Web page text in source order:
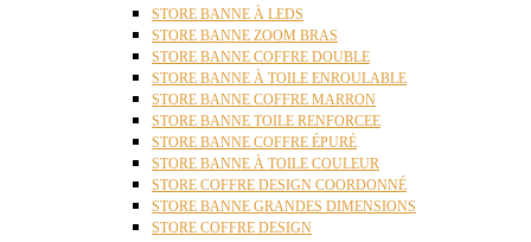
STORE BANNE À LEDS
STORE BANNE ZOOM BRAS
STORE BANNE COFFRE DOUBLE
STORE BANNE À TOILE ENROULABLE
STORE BANNE COFFRE MARRON
STORE BANNE TOILE RENFORCEE
STORE BANNE COFFRE ÉPURÉ
STORE BANNE À TOILE COULEUR
STORE COFFRE DESIGN COORDONNÉ
STORE BANNE GRANDES DIMENSIONS
STORE COFFRE DESIGN